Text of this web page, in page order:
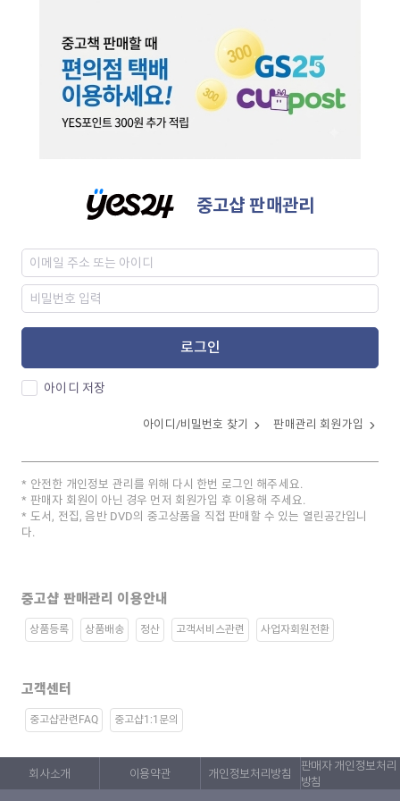
중고샵 판매관리
로그인
아이디 저장
아이디/비밀번호 찾기 판매관리 회원가입
안전한 개인정보 관리를 위해 다시 한번 로그인 해주세요.
판매자 회원이 아닌 경우 먼저 회원가입 후 이용해 주세요.
도서, 전집, 음반 DVD의 중고상품을 직접 판매할 수 있는 열린공간입니
다.
중고샵 판매관리 이용안내
상품등록 상품배송 정산 고객서비스관련 사업자회원전환
고객센터
중고샵관련FAQ 중고샵1:1문의
회사소개 이용약관 개인정보처리방침
판매자 개인정보처리
방침